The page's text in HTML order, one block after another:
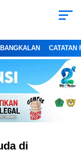
BANGKALAN CATATAN
di